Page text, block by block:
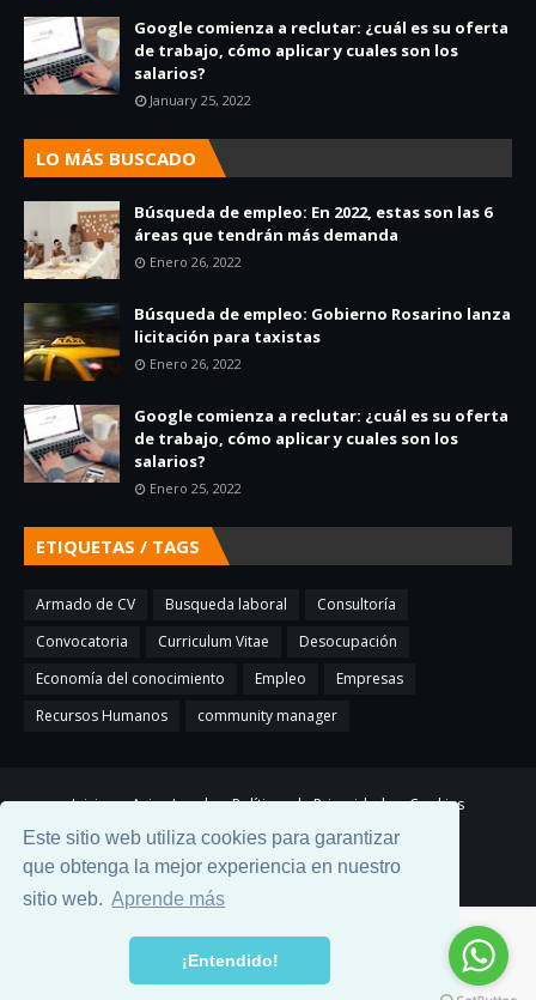
Este sitio web utiliza cookies para garantizar
que obtenga la mejor experiencia en nuestro
sitio web. Aprende más
¡Entendido!
Google comienza a reclutar: ¿cuál es su oferta
de trabajo, cómo aplicar y cuales son los
salarios?
January 25, 2022
LO MÁS BUSCADO
Búsqueda de empleo: En 2022, estas son las 6
áreas que tendrán más demanda
Enero 26, 2022
Búsqueda de empleo: Gobierno Rosarino lanza
licitación para taxistas
Enero 26, 2022
Google comienza a reclutar: ¿cuál es su oferta
de trabajo, cómo aplicar y cuales son los
salarios?
Enero 25, 2022
ETIQUETAS / TAGS
Armado de CV Busqueda laboral
Consultoría
Convocatoria
Curriculum Vitae
Desocupación
Economía del conocimiento
Empleo
Empresas
Recursos Humanos
community manager
Inicio Aviso Legal Políticas de Privacidad
Cookies
Blogosfera
Contacto